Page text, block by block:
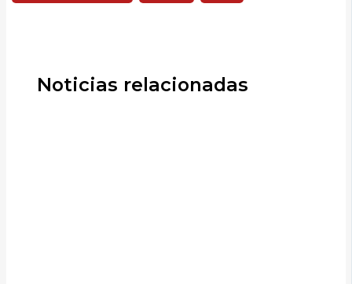
Noticias relacionadas